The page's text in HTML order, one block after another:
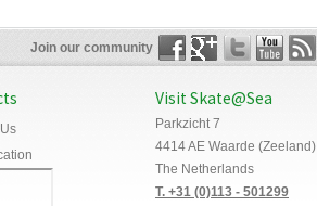
Join our community
Visit Skate@Sea
Parkzicht 7
4414 AE Waarde (Zeeland)
The Netherlands
T. +31 (0)113 - 501299